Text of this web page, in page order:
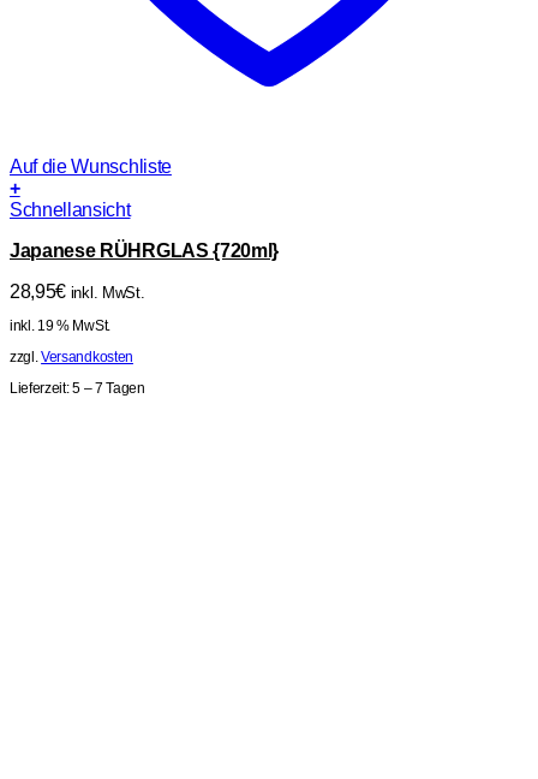
Auf die Wunschliste
+
Schnellansicht
Japanese RÜHRGLAS {720ml}
28,95€ inkl. MwSt.
inkl. 19 % MwSt.
zzgl.Versandkosten
Lieferzeit:5 – 7 Tagen